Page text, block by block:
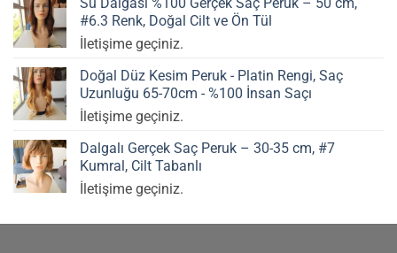
#6.3 Renk, Doğal Cilt ve Ön Tül
İletişime geçiniz.
Doğal Düz Kesim Peruk - Platin Rengi, Saç
Uzunluğu 65-70cm - %100 İnsan Saçı
İletişime geçiniz.
Dalgalı Gerçek Saç Peruk – 30-35 cm, #7
Kumral, Cilt Tabanlı
İletişime geçiniz.